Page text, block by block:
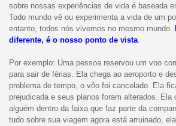
sobre nossas experiências de vida é baseada
Todo mundo vê ou experimenta a vida de um
entanto, todos nós vivemos no mesmo mundo.
diferente, é o nosso ponto de vista.
Por exemplo: Uma pessoa reservou um voo
para sair de férias. Ela chega ao aeroporto e
problema de tempo, o vôo foi cancelado. Ela
prejudicada e seus planos foram alterados. Ela
alguém dentro da faixa que faz parte da
tudo sobre sua viagem agora está arruinado,